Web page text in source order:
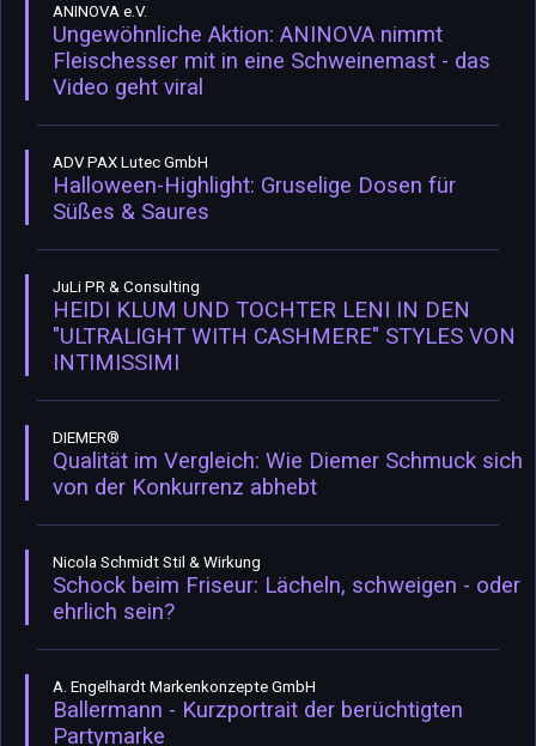
ANINOVA e.V.
Ungewöhnliche Aktion: ANINOVA nimmt
Fleischesser mit in eine Schweinemast - das
Video geht viral
ADV PAX Lutec GmbH
Halloween-Highlight: Gruselige Dosen für
Süßes & Saures
JuLi PR & Consulting
HEIDI KLUM UND TOCHTER LENI IN DEN
"ULTRALIGHT WITH CASHMERE" STYLES VON
INTIMISSIMI
DIEMER®
Qualität im Vergleich: Wie Diemer Schmuck sich
von der Konkurrenz abhebt
Nicola Schmidt Stil & Wirkung
Schock beim Friseur: Lächeln, schweigen - oder
ehrlich sein?
A. Engelhardt Markenkonzepte GmbH
Ballermann - Kurzportrait der berüchtigten
Partymarke